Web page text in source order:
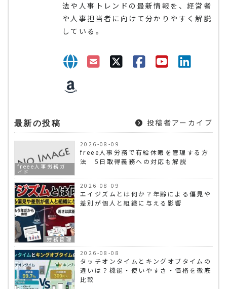
法や人事トレンドの最新情報を、経営者
や人事担当者に向けて分かりやすく解説
している。
最新の投稿 投稿者アーカイブ
freee人事労務ガ
イド
2026-08-09
freee人事労務で有給休暇を管理する方
法 5日取得義務への対応も解説
労務管理
2026-08-09
エイジズムとは何か？年齢による偏見や
差別が個人と組織に与える影響
2026-08-08
タッチオンタイムとキングオブタイムの
違いは？機能・使いやすさ・価格を徹底
比較